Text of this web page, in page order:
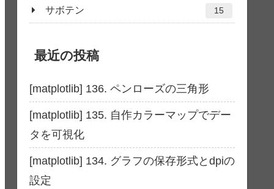
サボテン 15
最近の投稿
[matplotlib] 136. ペンローズの三角形
[matplotlib] 135. 自作カラーマップでデー
タを可視化
[matplotlib] 134. グラフの保存形式とdpiの
設定